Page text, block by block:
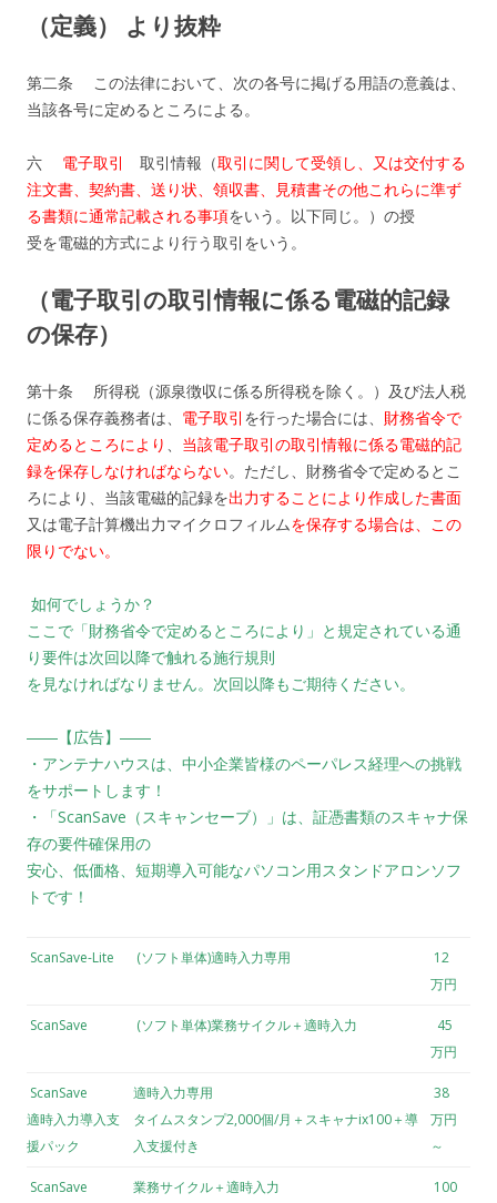
（定義） より抜粋
第二条 この法律において、次の各号に掲げる用語の意義は、
当該各号に定めるところによる。
六 電子取引 取引情報（取引に関して受領し、又は交付する
注文書、契約書、送り状、領収書、見積書その他これらに準ず
る書類に通常記載される事項をいう。以下同じ。）の授
受を電磁的方式により行う取引をいう。
（電子取引の取引情報に係る電磁的記録
の保存）
第十条 所得税（源泉徴収に係る所得税を除く。）及び法人税
に係る保存義務者は、 電子取引 を行った場合には、 財務省令で
定めるところにより 、 当該電子取引の取引情報に係る電磁的記
録を保存しなければならない。ただし、財務省令で定めるとこ
ろにより、当該電磁的記録を出力することにより作成した書面
又は電子計算機出力マイクロフィルムを保存する場合は、この
限りでない。
如何でしょうか？
ここで「財務省令で定めるところにより」と規定されている通
り要件は次回以降で触れる施行規則
を見なければなりません。次回以降もご期待ください。
――【広告】――
・アンテナハウスは、中小企業皆様のペーパレス経理への挑戦
をサポートします！
・「ScanSave（スキャンセーブ）」は、証憑書類のスキャナ保
存の要件確保用の
安心、低価格、短期導入可能なパソコン用スタンドアロンソフ
トです！
ScanSave-Lite (ソフト単体)適時入力専用
12
万円
ScanSave (ソフト単体)業務サイクル＋適時入力
45
万円
ScanSave
適時入力導入支
援パック
適時入力専用
タイムスタンプ2,000個/月＋スキャナix100＋導
入支援付き
38
万円
～
ScanSave
業務サイクル＋適時入力
100